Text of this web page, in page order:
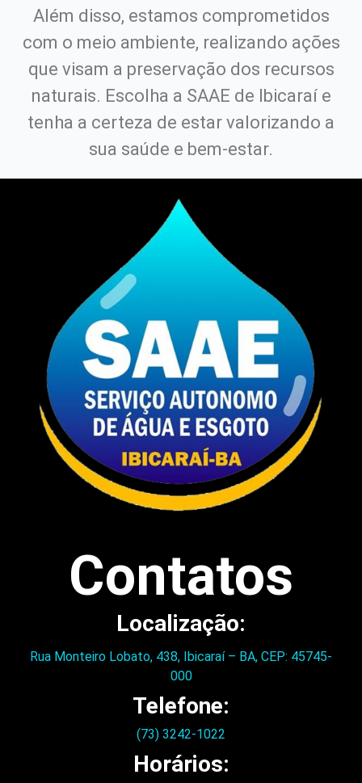
Além disso, estamos comprometidos
com o meio ambiente, realizando ações
que visam a preservação dos recursos
naturais. Escolha a SAAE de Ibicaraí e
tenha a certeza de estar valorizando a
sua saúde e bem-estar.
Contatos
Localização:
Rua Monteiro Lobato, 438, Ibicaraí – BA, CEP: 45745-
000
Telefone:
(73) 3242-1022
Horários: